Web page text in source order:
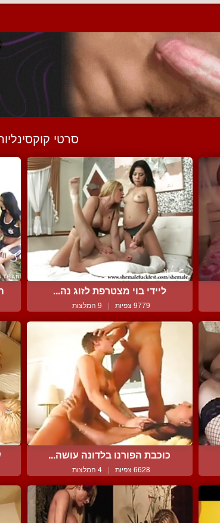
סרטי
ליידי בוי מצטרפת לזוג נה...
9779 צפיות | 9 המלצות
כוכבת הפורנו בלדונה עושה...
6628 צפיות | 4 המלצות